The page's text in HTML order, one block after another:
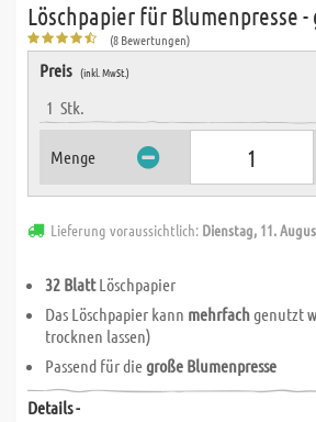
Löschpapier für Blumenpresse -
(8 Bewertungen)
Preis (inkl. MwSt.)
1 Stk.
Menge
Lieferung voraussichtlich: Dienstag, 11.
32 BlattLöschpapier
Das Löschpapier kann mehrfachgenutzt
trocknen lassen)
Passend für diegroße Blumenpresse
Details -